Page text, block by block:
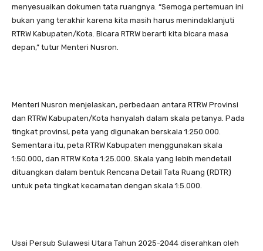
menyesuaikan dokumen tata ruangnya. “Semoga pertemuan ini
bukan yang terakhir karena kita masih harus menindaklanjuti
RTRW Kabupaten/Kota. Bicara RTRW berarti kita bicara masa
depan,” tutur Menteri Nusron.
Menteri Nusron menjelaskan, perbedaan antara RTRW Provinsi
dan RTRW Kabupaten/Kota hanyalah dalam skala petanya. Pada
tingkat provinsi, peta yang digunakan berskala 1:250.000.
Sementara itu, peta RTRW Kabupaten menggunakan skala
1:50.000, dan RTRW Kota 1:25.000. Skala yang lebih mendetail
dituangkan dalam bentuk Rencana Detail Tata Ruang (RDTR)
untuk peta tingkat kecamatan dengan skala 1:5.000.
Usai Persub Sulawesi Utara Tahun 2025-2044 diserahkan oleh